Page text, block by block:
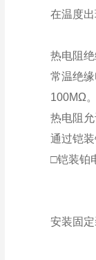
在温度
热电阻
常温绝
100MΩ
热电阻
通过铠
□铠装铂
安装固